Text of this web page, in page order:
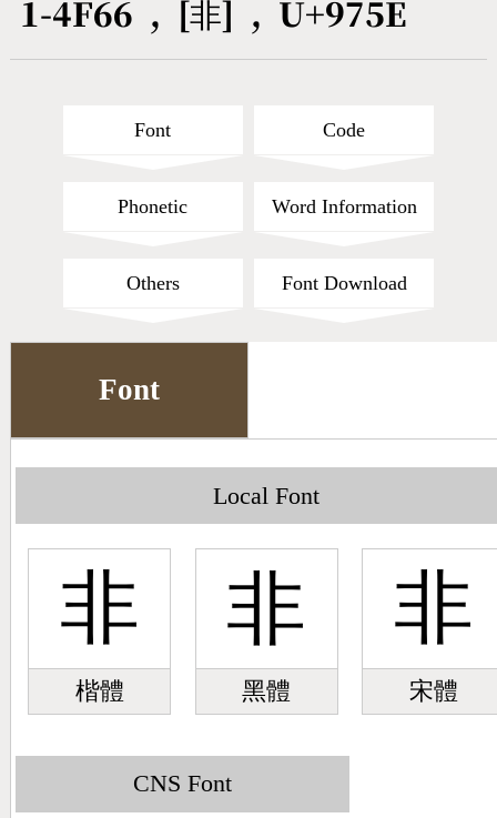
Cang-Jie Query
CNS Query
Pinyin Word Index
1-4F66 , [非] , U+975E
Font Code
Phonetic Word Information
Others Font Download
Font
Local Font
非
楷體
非
黑體
非
宋體
CNS Font